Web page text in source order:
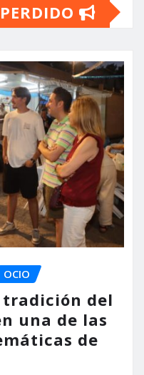
OCIO
tradición del
una de las
de